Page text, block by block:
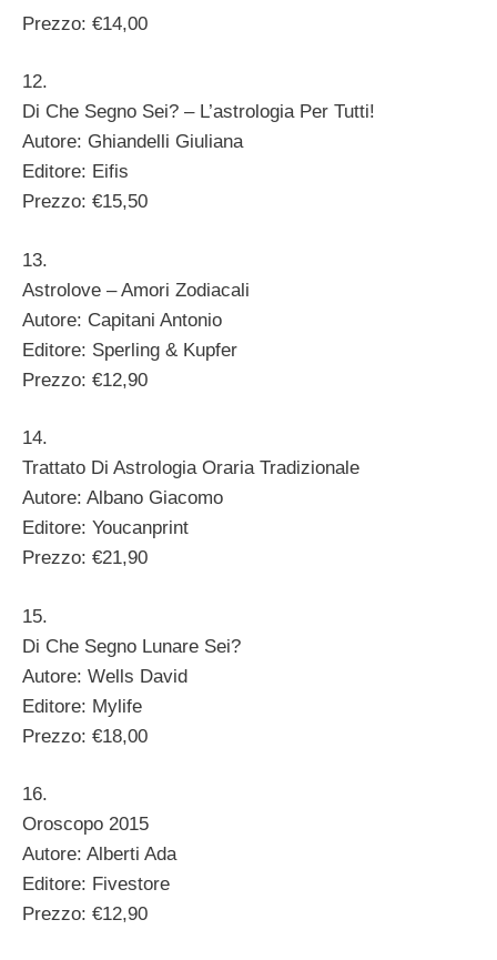
Prezzo: €14,00
12.
Di Che Segno Sei? – L’astrologia Per Tutti!
Autore: Ghiandelli Giuliana
Editore: Eifis
Prezzo: €15,50
13.
Astrolove – Amori Zodiacali
Autore: Capitani Antonio
Editore: Sperling & Kupfer
Prezzo: €12,90
14.
Trattato Di Astrologia Oraria Tradizionale
Autore: Albano Giacomo
Editore: Youcanprint
Prezzo: €21,90
15.
Di Che Segno Lunare Sei?
Autore: Wells David
Editore: Mylife
Prezzo: €18,00
16.
Oroscopo 2015
Autore: Alberti Ada
Editore: Fivestore
Prezzo: €12,90